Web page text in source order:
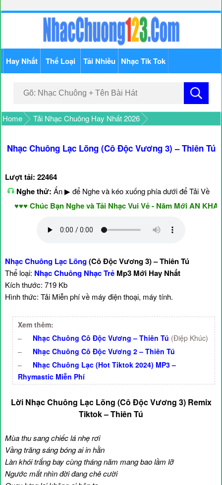
Hay Nhất Thể Loại Tải Nhiều Nhạc Tik Tok
Home Tải Nhạc Chuông Hay Nhất 2026
Nhạc Chuông Lạc Lõng (Cô Độc Vương 3) – Thiên Tú
Lượt tải: 22464
Nghe thử: Ấn ▶ để Nghe và kéo xuống phía dưới để Tải Về
Chúc Bạn Nghe và Tải Nhạc Vui Vẻ - Năm Mới AN KHANG
Nhạc Chuông Lạc Lõng(Cô Độc Vương 3) – Thiên Tú
Thể loại: Nhạc Chuông Nhạc Trẻ Mp3 Mới Hay Nhất
Kích thước: 719 Kb
Hình thức: Tải Miễn phí về máy điện thoại, máy tính.
Xem thêm:
–
Nhạc Chuông Cô Độc Vương – Thiên Tú (Điệp Khúc)
–
Nhạc Chuông Cô Độc Vương 2 – Thiên Tú
–
Nhạc Chuông Lạc (Hot Tiktok 2024) MP3 –
Rhymastic Miễn Phí
Lời Nhạc Chuông Lạc Lõng (Cô Độc Vương 3) Remix
Tiktok – Thiên Tú
Mùa thu sang chiếc lá nhẹ rơi
Vầng trăng sáng bóng ai in hằn
Làn khói trắng bay cùng tháng năm mang bao lầm lỡ
Ngước mắt nhìn đời đang chê cười